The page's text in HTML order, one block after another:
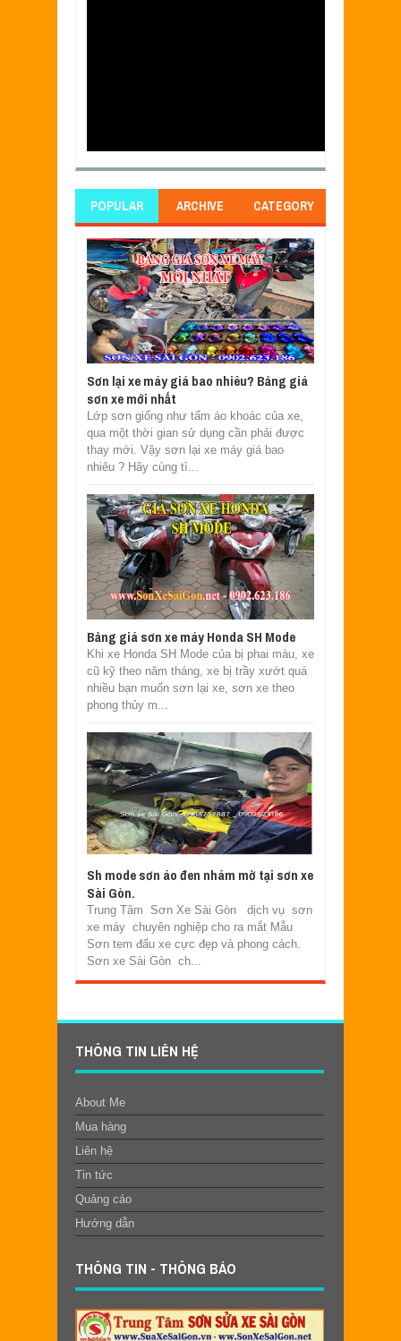
POPULAR ARCHIVE CATEGORY
Sơn lại xe máy giá bao nhiêu? Bảng giá
sơn xe mới nhất
Lớp sơn giống như tấm áo khoác của xe,
qua một thời gian sử dụng cần phải được
thay mới. Vậy sơn lại xe máy giá bao
nhiêu ? Hãy cùng tì...
Bảng giá sơn xe máy Honda SH Mode
Khi xe Honda SH Mode của bị phai màu, xe
cũ kỹ theo năm tháng, xe bị trầy xướt quá
nhiều bạn muốn sơn lại xe, sơn xe theo
phong thủy m...
Sh mode sơn áo đen nhám mờ tại sơn xe
Sài Gòn.
Trung Tâm Sơn Xe Sài Gòn dịch vụ sơn
xe máy chuyên nghiệp cho ra mắt Mẫu
Sơn tem đấu xe cực đẹp và phong cách.
Sơn xe Sài Gòn ch...
THÔNG TIN LIÊN HỆ
About Me
Mua hàng
Liên hệ
Tin tức
Quảng cáo
Hướng dẫn
THÔNG TIN - THÔNG BÁO